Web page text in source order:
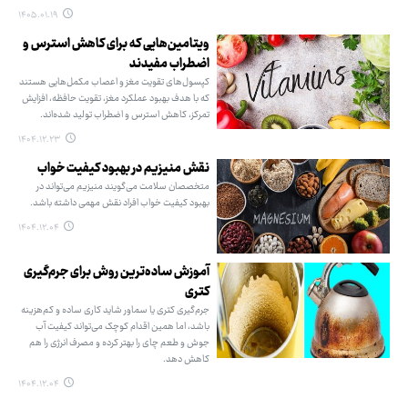
۱۴۰۵.۰۱.۱۹
ویتامین‌هایی که برای کاهش استرس و
اضطراب مفیدند
کپسول‌های تقویت مغز و اعصاب مکمل‌هایی هستند
که با هدف بهبود عملکرد مغز، تقویت حافظه، افزایش
تمرکز، کاهش استرس و اضطراب تولید شده‌اند.
۱۴۰۴.۱۲.۲۳
نقش منیزیم در بهبود کیفیت خواب
متخصصان سلامت می‌گویند منیزیم می‌تواند در
بهبود کیفیت خواب افراد نقش مهمی داشته باشد.
۱۴۰۴.۱۲.۰۴
آموزش ساده‌ترین روش برای جرم‌گیری
کتری
جرم‌گیری کتری یا سماور شاید کاری ساده و کم‌هزینه
باشد، اما همین اقدام کوچک می‌تواند کیفیت آب
جوش و طعم چای را بهتر کرده و مصرف انرژی را هم
کاهش دهد.
۱۴۰۴.۱۲.۰۴